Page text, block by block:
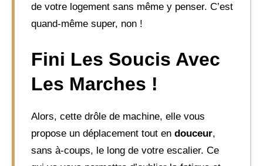
de votre logement sans même y penser. C’est
quand-même super, non !
Fini Les Soucis Avec
Les Marches !
Alors, cette drôle de machine, elle vous
propose un déplacement tout en douceur,
sans à-coups, le long de votre escalier. Ce